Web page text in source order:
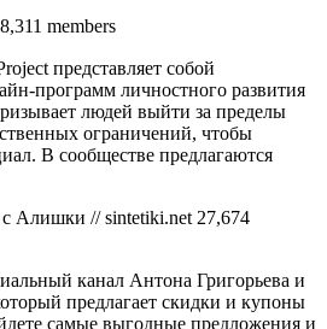
members
представляет собой
программ личностного развития
людей выйти за пределы
ограничений, чтобы
В сообществе предлагаются
// sintetiki.net 27,674
канал Антона Григорьева и
предлагает скидки и купоны
самые выгодные предложения и